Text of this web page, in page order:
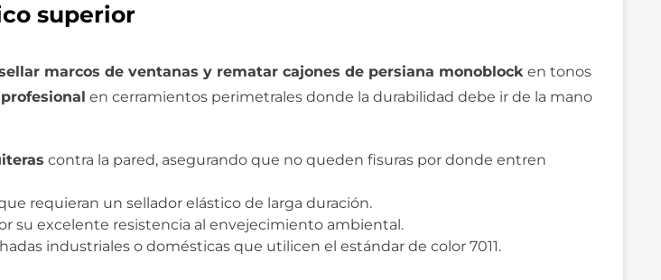
superior
marcos de ventanas y rematar cajones de persiana monoblock en tonos
en cerramientos perimetrales donde la durabilidad debe ir de la mano
contra la pared, asegurando que no queden fisuras por donde entren
requieran un sellador elástico de larga duración.
su excelente resistencia al envejecimiento ambiental.
industriales o domésticas que utilicen el estándar de color 7011.